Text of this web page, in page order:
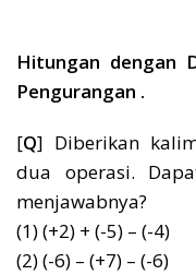
Hitungan dengan
Pengurangan .
[Q] Diberikan
dua operasi.
menjawabnya?
(1) (+2) + (-5) – (-4)
(2) (-6) – (+7) – (-6)